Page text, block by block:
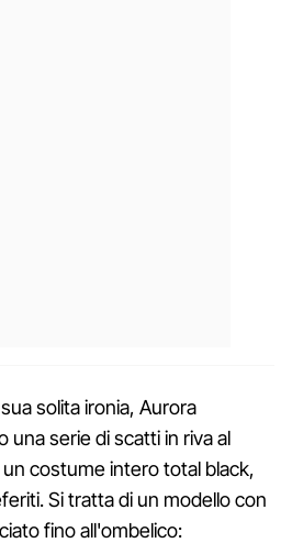
solita ironia, Aurora
una serie di scatti in riva al
costume intero total black,
Si tratta di un modello con
fino all'ombelico: